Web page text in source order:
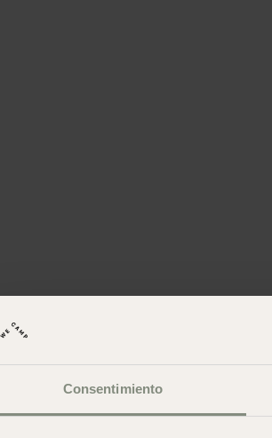
Consentimiento